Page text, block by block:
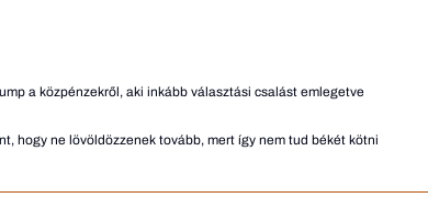
a közpénzekről, aki inkább választási csalást emlegetve
hogy ne lövöldözzenek tovább, mert így nem tud békét kötni